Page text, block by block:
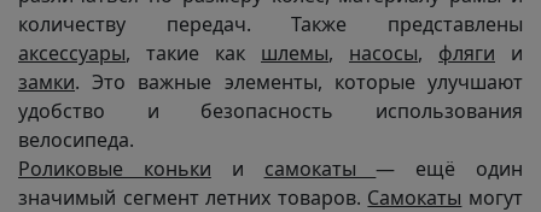
количеству передач. Также представлены
аксессуары, такие как шлемы, насосы, фляги и
замки. Это важные элементы, которые улучшают
удобство и безопасность использования
велосипеда.
Роликовые коньки и самокаты— ещё один
значимый сегмент летних товаров. Самокаты могут